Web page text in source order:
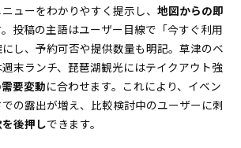
ューをわかりやすく提示し、 地図からの即
投稿の主語はユーザー目線で「今すぐ利用
し、予約可否や提供数量も明記。草津のベ
末ランチ、琵琶湖観光にはテイクアウト強
要変動に合わせます。これにより、イベン
の露出が増え、比較検討中のユーザーに刺
後押しできます。